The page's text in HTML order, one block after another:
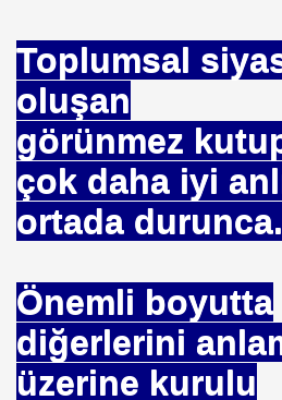
Toplumsal
oluşan
görünmez
çok daha iyi
ortada durunca.
Önemli boyutta
diğerlerini
üzerine kurulu
ENDÜLÜS.
ITIRAFLARI.
ŞAMA
ARARKEN. MÜSLÜMAN OLDU
BATMANGHELID